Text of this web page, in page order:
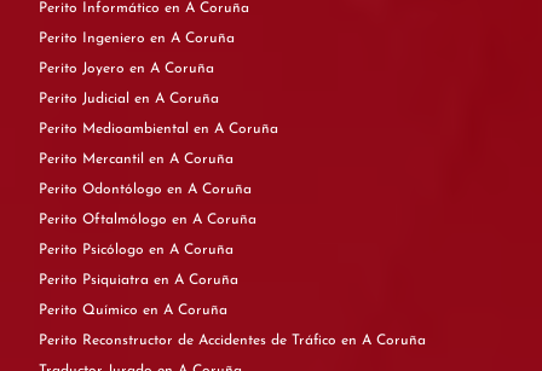
Perito Informático en A Coruña
Perito Ingeniero en A Coruña
Perito Joyero en A Coruña
Perito Judicial en A Coruña
Perito Medioambiental en A Coruña
Perito Mercantil en A Coruña
Perito Odontólogo en A Coruña
Perito Oftalmólogo en A Coruña
Perito Psicólogo en A Coruña
Perito Psiquiatra en A Coruña
Perito Químico en A Coruña
Perito Reconstructor de Accidentes de Tráfico en A Coruña